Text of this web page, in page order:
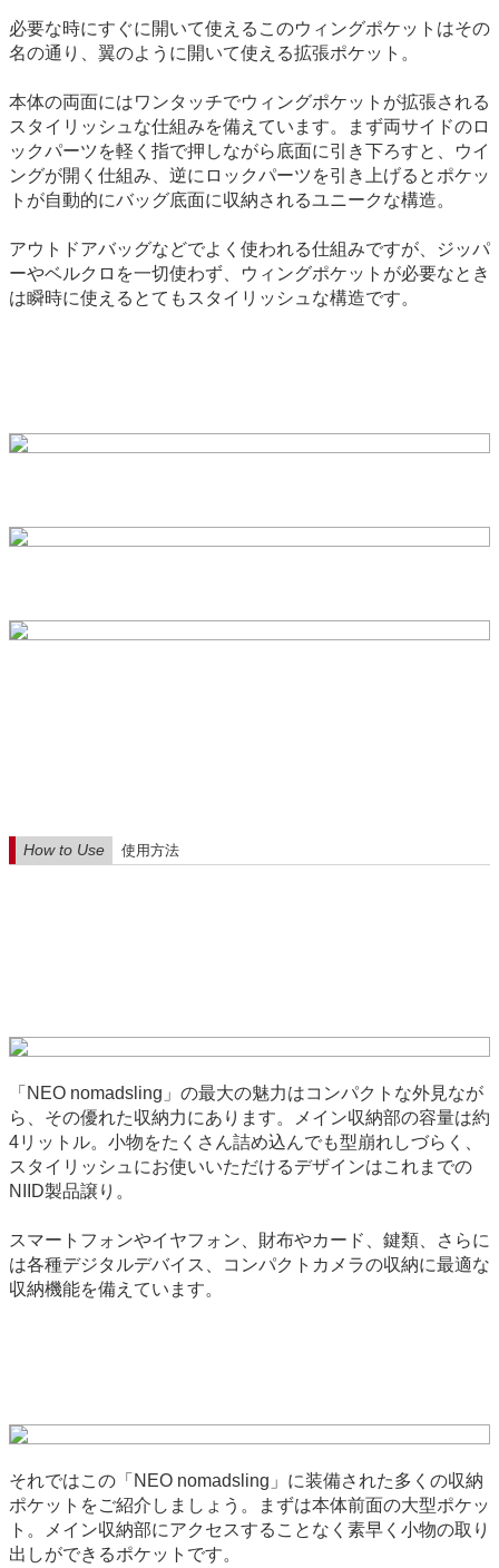
必要な時にすぐに開いて使えるこのウィングポケットはその
名の通り、翼のように開いて使える拡張ポケット。
本体の両面にはワンタッチでウィングポケットが拡張される
スタイリッシュな仕組みを備えています。まず両サイドのロ
ックパーツを軽く指で押しながら底面に引き下ろすと、ウイ
ングが開く仕組み、逆にロックパーツを引き上げるとポケッ
トが自動的にバッグ底面に収納されるユニークな構造。
アウトドアバッグなどでよく使われる仕組みですが、ジッパ
ーやベルクロを一切使わず、ウィングポケットが必要なとき
は瞬時に使えるとてもスタイリッシュな構造です。
How to Use 使用方法
「NEO nomadsling」の最大の魅力はコンパクトな外見なが
ら、その優れた収納力にあります。メイン収納部の容量は約
4リットル。小物をたくさん詰め込んでも型崩れしづらく、
スタイリッシュにお使いいただけるデザインはこれまでの
NIID製品譲り。
スマートフォンやイヤフォン、財布やカード、鍵類、さらに
は各種デジタルデバイス、コンパクトカメラの収納に最適な
収納機能を備えています。
それではこの「NEO nomadsling」に装備された多くの収納
ポケットをご紹介しましょう。まずは本体前面の大型ポケッ
ト。メイン収納部にアクセスすることなく素早く小物の取り
出しができるポケットです。